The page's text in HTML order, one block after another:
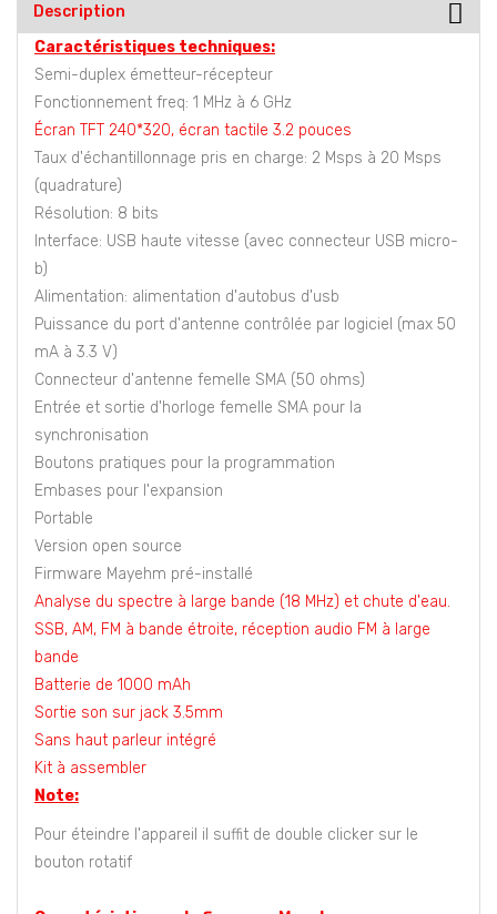
Description
Caractéristiques techniques:
Semi-duplex émetteur-récepteur
Fonctionnement freq: 1 MHz à 6 GHz
Écran TFT 240*320, écran tactile 3.2 pouces
Taux d'échantillonnage pris en charge: 2 Msps à 20 Msps
(quadrature)
Résolution: 8 bits
Interface: USB haute vitesse (avec connecteur USB micro-
b)
Alimentation: alimentation d'autobus d'usb
Puissance du port d'antenne contrôlée par logiciel (max 50
mA à 3.3 V)
Connecteur d'antenne femelle SMA (50 ohms)
Entrée et sortie d'horloge femelle SMA pour la
synchronisation
Boutons pratiques pour la programmation
Embases pour l'expansion
Portable
Version open source
Firmware Mayehm pré-installé
Analyse du spectre à large bande (18 MHz) et chute d'eau.
SSB, AM, FM à bande étroite, réception audio FM à large
bande
Batterie de 1000 mAh
Sortie son sur jack 3.5mm
Sans haut parleur intégré
Kit à assembler
Note:
Pour éteindre l'appareil il suffit de double clicker sur le
bouton rotatif